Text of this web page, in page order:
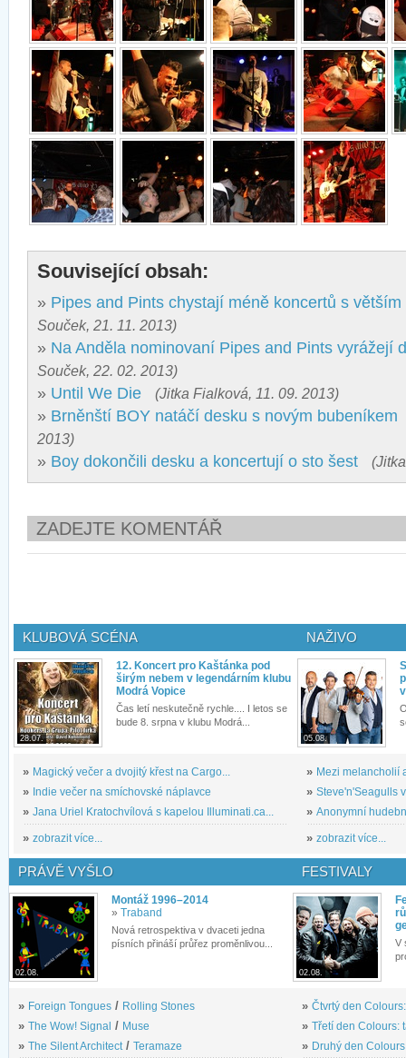
Související obsah:
» Pipes and Pints chystají méně koncertů s
Souček, 21. 11. 2013)
» Na Anděla nominovaní Pipes and Pints vyrážejí
Souček, 22. 02. 2013)
» Until We Die (Jitka Fialková, 11. 09. 2013)
» Brněnští BOY natáčí desku s novým bubeníkem
2013)
» Boy dokončili desku a koncertují o sto šest
ZADEJTE KOMENTÁŘ
KLUBOVÁ SCÉNA
28.07.
12. Koncert pro Kaštánka pod
širým nebem v legendárním klubu
Modrá Vopice
Čas letí neskutečně rychle.... I letos se
bude 8. srpna v klubu Modrá...
» Magický večer a dvojitý křest na Cargo...
» Indie večer na smíchovské náplavce
» Jana Uriel Kratochvílová s kapelou Illuminati.ca...
» zobrazit více...
NAŽIVO
05.08.
» Mezi melancholií
» Steve'n'Seagulls
» Anonymní
» zobrazit více...
PRÁVĚ VYŠLO
02.08.
Montáž 1996–2014
» Traband
Nová retrospektiva v dvaceti jedna
písních přináší průřez proměnlivou...
» Foreign Tongues / Rolling Stones
» The Wow! Signal / Muse
» The Silent Architect / Teramaze
FESTIVALY
02.08.
V
» Čtvrtý den
» Třetí den Colours:
» Druhý den